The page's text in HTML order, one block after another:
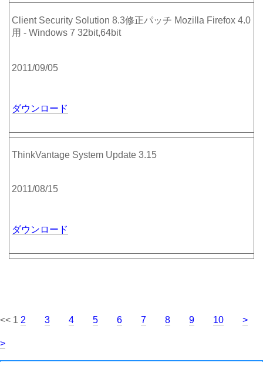
Client Security Solution 8.3修正パッチ Mozilla Firefox 4.0
用 - Windows 7 32bit,64bit
2011/09/05
ダウンロード
ThinkVantage System Update 3.15
2011/08/15
ダウンロード
<< 1 2 3 4 5 6 7 8 9 10 >
>